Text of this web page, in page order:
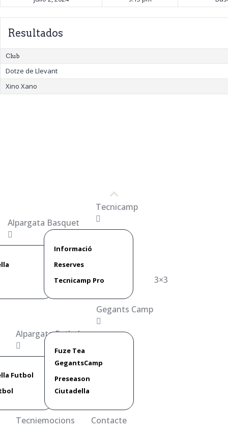
Resultados
Club
Dotze de Llevant
Xino Xano
Alpargata Basquet
Tecnicamp
Informació
Reserves
Tecnicamp Pro
3×3
Alpargata Futbol
Futbol
Gegants Camp
Fuze Tea
GegantsCamp
Preseason
Ciutadella
Tecniemocions Contacte